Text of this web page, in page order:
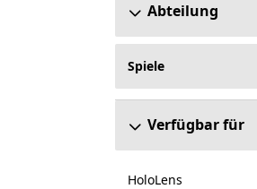
Abteilung
Spiele
Verfügbar für
HoloLens